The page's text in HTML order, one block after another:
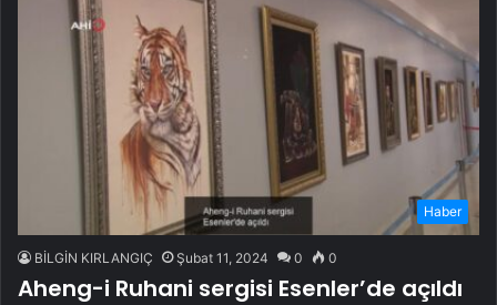
Haber
BİLGİN KIRLANGIÇ Şubat 11, 2024 0 0
Aheng-i Ruhani sergisi Esenler’de açıldı